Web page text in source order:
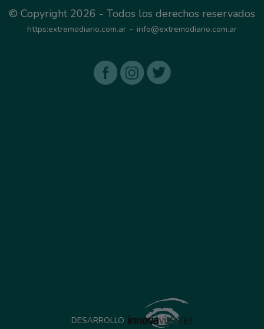
© Copyright 2026 - Todos los derechos reservados
https:extremodiario.com.ar - info@extremodiario.com.ar
DESARROLLO